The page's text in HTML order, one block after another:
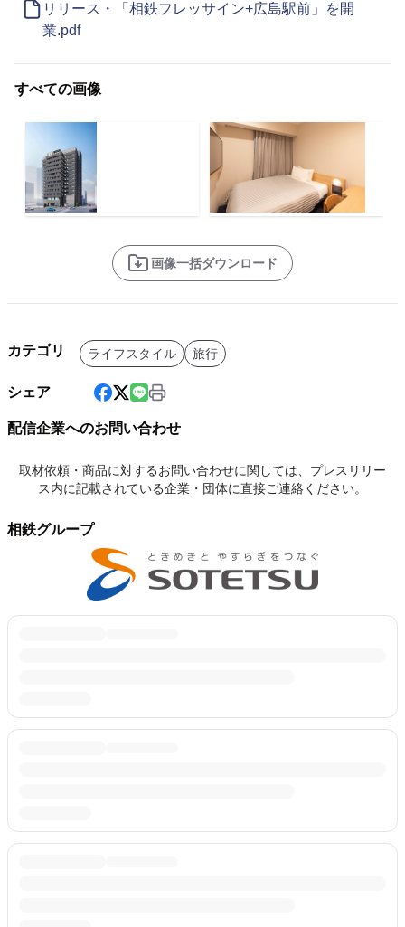
リリース・「相鉄フレッサイン+広島駅前」を開
業.pdf
すべての画像
画像一括ダウンロード
カテゴリ ライフスタイル 旅行
シェア
配信企業へのお問い合わせ
取材依頼・商品に対するお問い合わせに関しては、プレスリリー
ス内に記載されている企業・団体に直接ご連絡ください。
相鉄グループ